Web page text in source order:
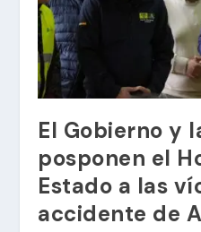
El Gobierno y
posponen el
Estado a las
accidente de